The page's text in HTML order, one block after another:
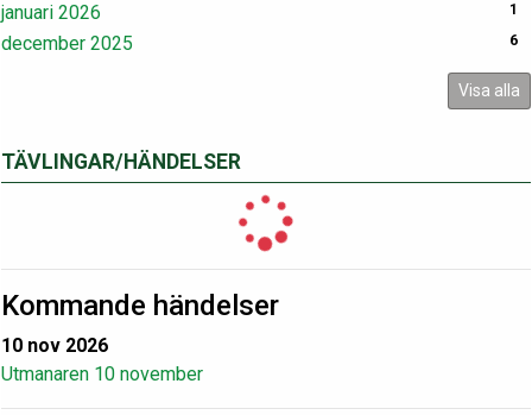
januari 2026 1
december 2025 6
Visa alla
TÄVLINGAR/HÄNDELSER
Kommande händelser
10 nov 2026
Utmanaren 10 november